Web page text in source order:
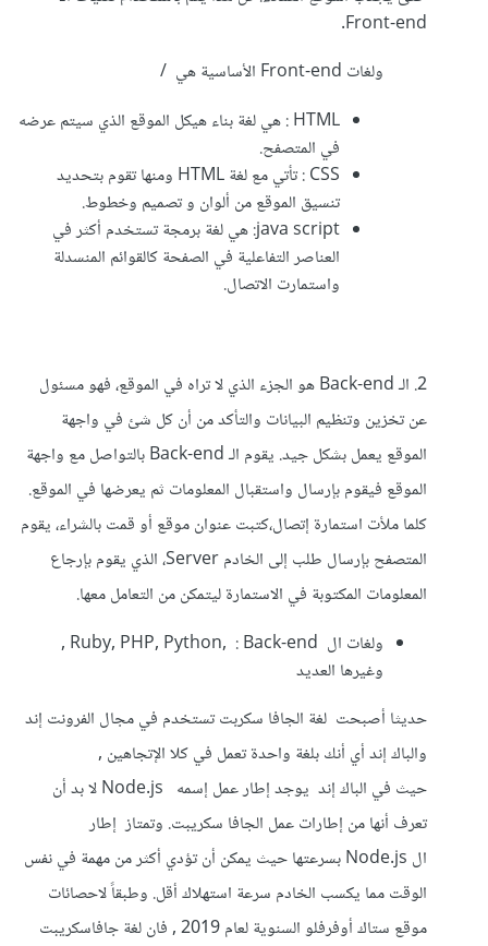
Front-end.
ولغات Front-end الأساسية هي /
HTML : هي لغة بناء هيكل الموقع الذي سيتم عرضه
في المتصفح.
CSS : تأتي مع لغة HTML ومنها تقوم بتحديد
تنسيق الموقع من ألوان و تصميم وخطوط.
java script: هي لغة برمجة تستخدم أكثر في
العناصر التفاعلية في الصفحة كالقوائم المنسدلة
واستمارت الاتصال.
2. الـ Back-end هو الجزء الذي لا تراه في الموقع، فهو مسئول
عن تخزين وتنظيم البيانات والتأكد من أن كل شئ في واجهة
الموقع يعمل بشكل جيد. يقوم الـ Back-end بالتواصل مع واجهة
الموقع فيقوم بإرسال واستقبال المعلومات ثم يعرضها في الموقع.
كلما ملأت استمارة إتصال،كتبت عنوان موقع أو قمت بالشراء، يقوم
المتصفح بإرسال طلب إلى الخادم Server، الذي يقوم بإرجاع
المعلومات المكتوبة في الاستمارة ليتمكن من التعامل معها.
ولغات ال Ruby, PHP, Python, : Back-end ,
وغيرها العديد
حديثا أصبحت لغة الجافا سكربت تستخدم في مجال الفرونت إند
والباك إند أي أنك بلغة واحدة تعمل في كلا الإتجاهين ,
حيث في الباك إند يوجد إطار عمل إسمه Node.js لا بد أن
تعرف أنها من إطارات عمل الجافا سكريبت. وتمتاز إطار
ال Node.js بسرعتها حيث يمكن أن تؤدي أكثر من مهمة في نفس
الوقت مما يكسب الخادم سرعة استهلاك أقل. وطبقاً لاحصائات
موقع ستاك أوفرفلو السنوية لعام 2019 , فان لغة جافاسكريبت